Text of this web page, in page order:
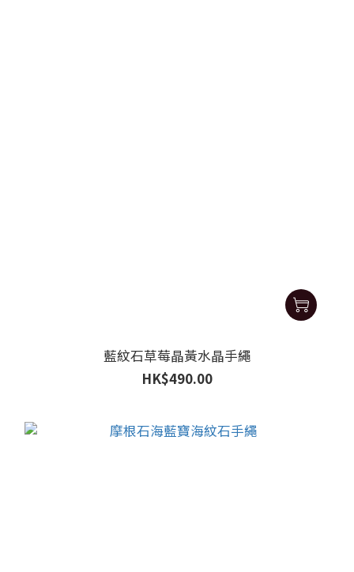
藍紋石草莓晶黃水晶手繩
HK$490.00